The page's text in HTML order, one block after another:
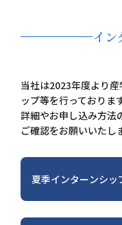
イン
当社は2023年度より
ップ等を行っております
詳細やお申し込み方法
ご確認をお願いいたし
夏季インターンシッ